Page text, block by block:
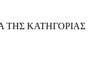
ΤΗΣ ΚΑΤΗΓΟΡΙΑΣ